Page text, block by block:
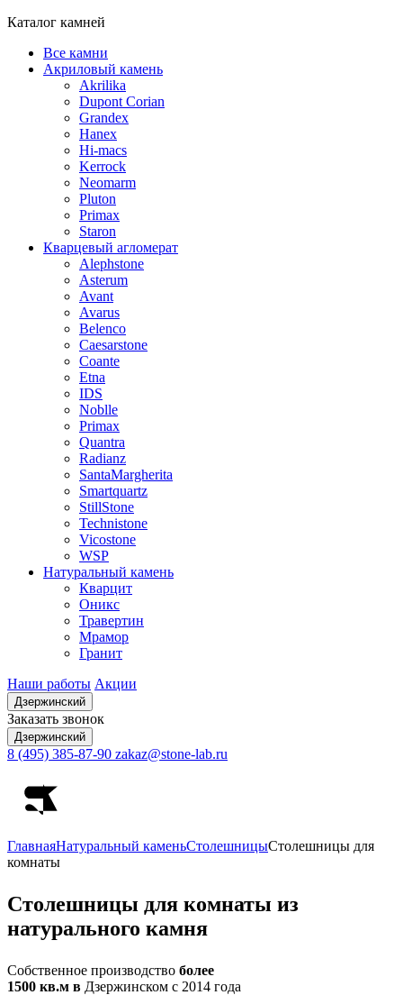
Каталог камней
Все камни
Акриловый камень
Akrilika
Dupont Corian
Grandex
Hanex
Hi-macs
Kerrock
Neomarm
Pluton
Primax
Staron
Кварцевый агломерат
Alephstone
Asterum
Avant
Avarus
Belenco
Caesarstone
Coante
Etna
IDS
Noblle
Primax
Quantra
Radianz
SantaMargherita
Smartquartz
StillStone
Technistone
Vicostone
WSP
Натуральный камень
Кварцит
Оникс
Травертин
Мрамор
Гранит
Наши работы Акции
Дзержинский
Заказать звонок
Дзержинский
8 (495) 385-87-90 zakaz@stone-lab.ru
ГлавнаяНатуральный каменьСтолешницыСтолешницы для
комнаты
Столешницы для комнаты из
натурального камня
Собственное производство более
1500 кв.м в Дзержинском с 2014 года